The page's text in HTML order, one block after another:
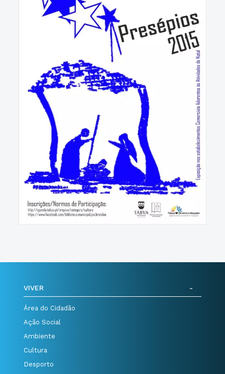
VIVER
Área do Cidadão
Ação Social
Ambiente
Cultura
Desporto